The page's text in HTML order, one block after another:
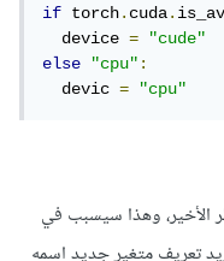
if torch.cuda.
  device
=
"cude"
else
"cpu":
  devic
= "cpu"
الأخير، وهذا سيسبب في